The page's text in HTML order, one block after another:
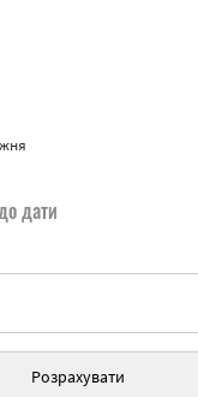
дати
Розрахувати